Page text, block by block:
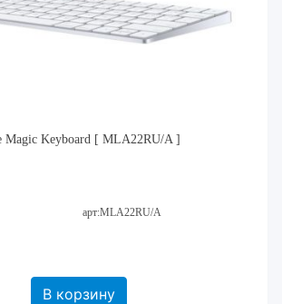
Magic Keyboard [ MLA22RU/A ]
арт:MLA22RU/A
В корзину